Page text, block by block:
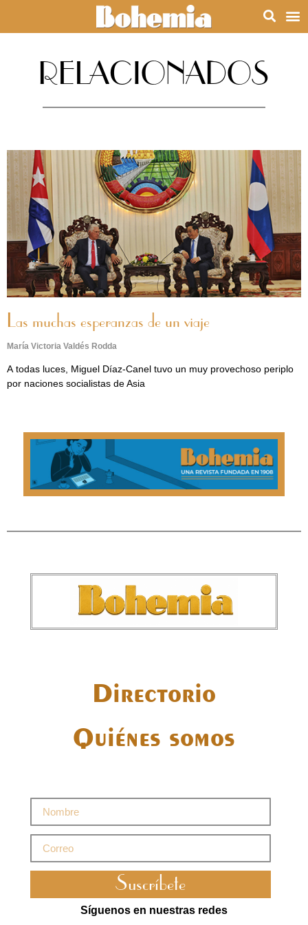
RELACIONADOS
Las muchas esperanzas de un viaje
María Victoria Valdés Rodda
A todas luces, Miguel Díaz-Canel tuvo un muy provechoso periplo
por naciones socialistas de Asia
Directorio
Quiénes somos
Suscríbete
Síguenos en nuestras redes